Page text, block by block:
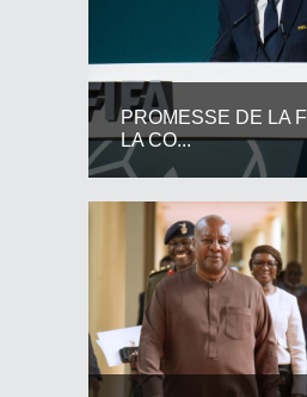
PROMESSE DE LA
LA CO...